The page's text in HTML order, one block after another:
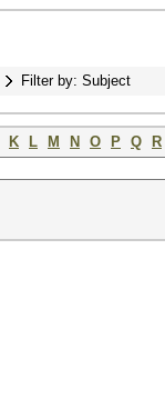
Filter by: Subject
K L M N O P Q
R